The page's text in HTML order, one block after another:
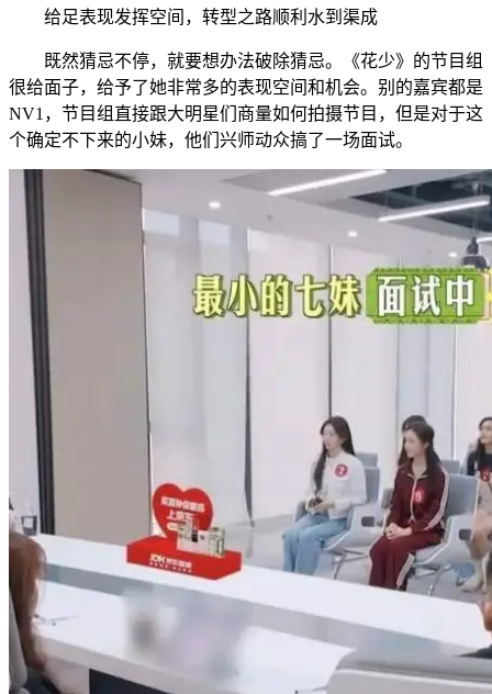
给足表现发挥空间，转型之路顺利水到渠成
既然猜忌不停，就要想办法破除猜忌。《花少》的节目组
很给面子，给予了她非常多的表现空间和机会。别的嘉宾都是
NV1，节目组直接跟大明星们商量如何拍摄节目，但是对于这
个确定不下来的小妹，他们兴师动众搞了一场面试。